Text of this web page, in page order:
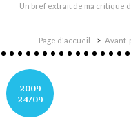
Un bref extrait de ma critique
Page d'accueil Avant-
2009
24/09